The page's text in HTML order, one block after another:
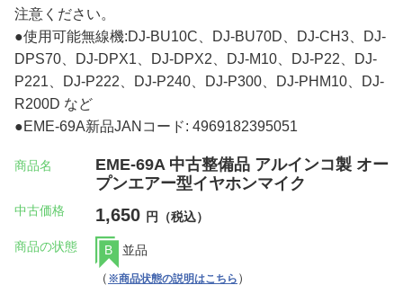
注意ください。
●使用可能無線機:DJ-BU10C、DJ-BU70D、DJ-CH3、DJ-
DPS70、DJ-DPX1、DJ-DPX2、DJ-M10、DJ-P22、DJ-
P221、DJ-P222、DJ-P240、DJ-P300、DJ-PHM10、DJ-
R200D など
●EME-69A新品JANコード: 4969182395051
商品名
EME-69A 中古整備品 アルインコ製 オー
プンエアー型イヤホンマイク
中古価格 1,650 円（税込）
商品の状態 B
並品
（ ※商品状態の説明はこちら ）